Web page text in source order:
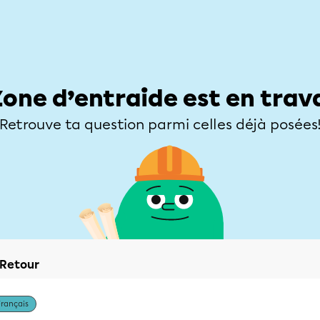
d’entraide est en
Retrouve ta question parmi celles déjà posées!
Retour